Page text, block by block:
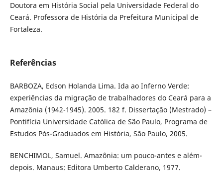
Doutora em História Social pela Universidade Federal do
Ceará. Professora de História da Prefeitura Municipal de
Fortaleza.
Referências
BARBOZA, Edson Holanda Lima. Ida ao Inferno Verde:
experiências da migração de trabalhadores do Ceará para a
Amazônia (1942-1945). 2005. 182 f. Dissertação (Mestrado) –
Pontifícia Universidade Católica de São Paulo, Programa de
Estudos Pós-Graduados em História, São Paulo, 2005.
BENCHIMOL, Samuel. Amazônia: um pouco-antes e além-
depois. Manaus: Editora Umberto Calderano, 1977.